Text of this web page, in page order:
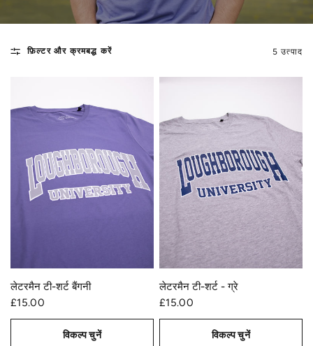
फ़िल्टर और क्रमबद्ध करें 5 उत्पाद
त्वरित दृश्य
लेटरमैन टी-शर्ट बैंगनी
£15.00
विकल्प चुनें
त्वरित दृश्य
लेटरमैन टी-शर्ट - ग्रे
£15.00
विकल्प चुनें